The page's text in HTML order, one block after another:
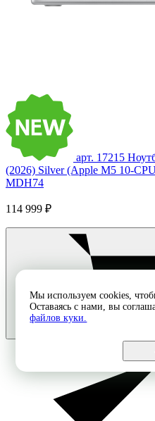
арт. 17215
(2026) Silver (Apple M5 10-
MDH74
114 999 ₽
Мы используем cookies,
Оставаясь с нами, вы
файлов куки.